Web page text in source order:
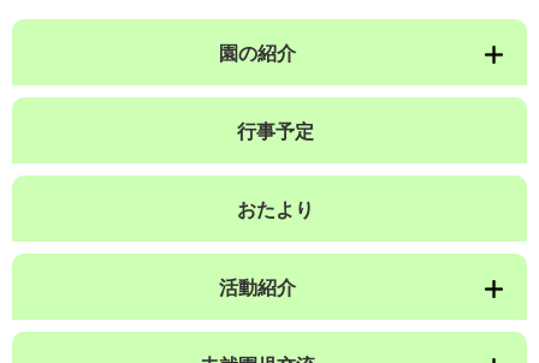
園の紹介
行事予定
おたより
活動紹介